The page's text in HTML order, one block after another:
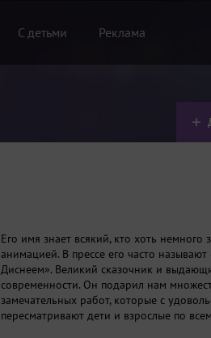
С детьми Реклама
Его имя знает всякий, кто хоть немного
анимацией. В прессе его часто называют
Диснеем». Великий сказочник и
современности. Он подарил нам
замечательных работ, которые с
пересматривают дети и взрослые по